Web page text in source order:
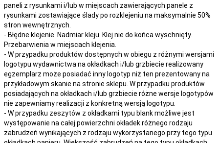
paneli z rysunkami i/lub w miejscach zawierających panele z
rysunkami zostawiające ślady po rozklejeniu na maksymalnie 50%
stron wewnętrznych.
- Błędne klejenie. Nadmiar kleju. Klej nie do końca wyschnięty.
Przebarwienia w miejscach klejenia.
- W przypadku produktów dostępnych w obiegu z różnymi wersjami
logotypu wydawnictwa na okładkach i/lub grzbiecie realizowany
egzemplarz może posiadać inny logotyp niż ten prezentowany na
przykładowym skanie na stronie sklepu. W przypadku produktów
posiadających na okładkach i/lub grzbiecie różne wersje logotypów
nie zapewniamy realizacji z konkretną wersją logotypu.
- W przypadku zeszytów z okładkami typu blank możliwe jest
występowanie na całej powierzchni okładek różnego rodzaju
zabrudzeń wynikających z rodzaju wykorzystanego przy tego typu